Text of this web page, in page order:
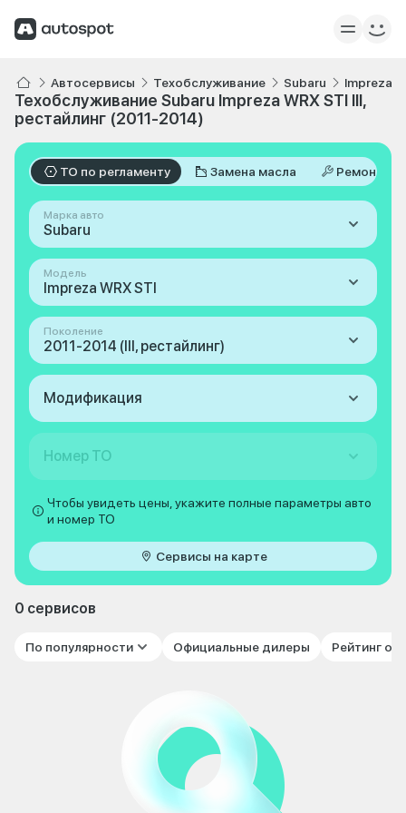
Автосервисы Техобслуживание Subaru Impreza
Техобслуживание Subaru Impreza WRX STI III,
рестайлинг (2011-2014)
ТО по регламенту Замена масла Ремонт
Марка авто
Subaru
Модель
Impreza WRX STI
Поколение
2011-2014 (III, рестайлинг)
Модификация
Номер ТО
Чтобы увидеть цены, укажите полные параметры авто
и номер ТО
Сервисы на карте
0 сервисов
По популярности Официальные дилеры Рейтинг